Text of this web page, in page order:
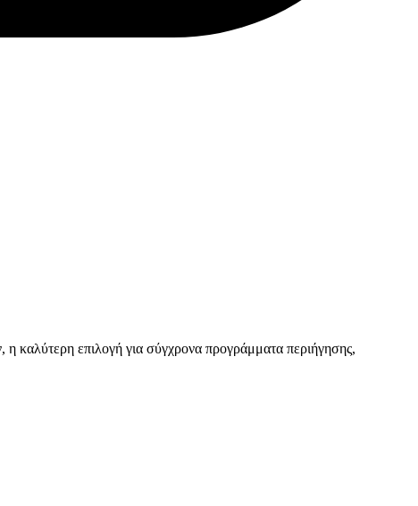
καλύτερη επιλογή για σύγχρονα προγράμματα περιήγησης,